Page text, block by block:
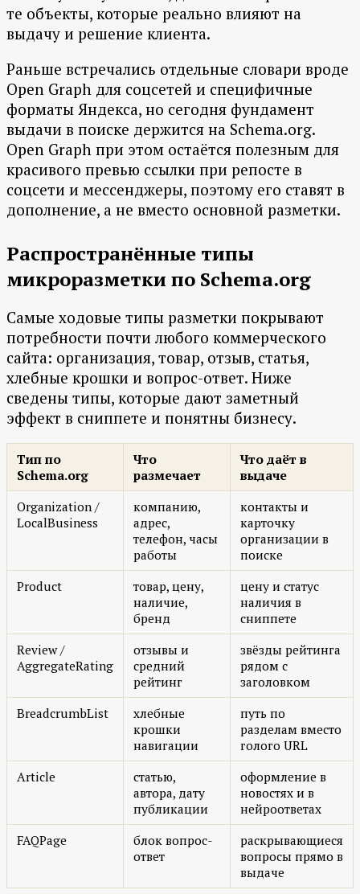
те объекты, которые реально влияют на
выдачу и решение клиента.
Раньше встречались отдельные словари вроде
Open Graph для соцсетей и специфичные
форматы Яндекса, но сегодня фундамент
выдачи в поиске держится на Schema.org.
Open Graph при этом остаётся полезным для
красивого превью ссылки при репосте в
соцсети и мессенджеры, поэтому его ставят в
дополнение, а не вместо основной разметки.
Распространённые типы
микроразметки по Schema.org
Самые ходовые типы разметки покрывают
потребности почти любого коммерческого
сайта: организация, товар, отзыв, статья,
хлебные крошки и вопрос-ответ. Ниже
сведены типы, которые дают заметный
эффект в сниппете и понятны бизнесу.
Тип по
Schema.org
Что
размечает
Что даёт в
выдаче
Organization /
LocalBusiness
компанию,
адрес,
телефон, часы
работы
контакты и
карточку
организации в
поиске
Product
товар, цену,
наличие,
бренд
цену и статус
наличия в
сниппете
Review /
AggregateRating
отзывы и
средний
рейтинг
звёзды рейтинга
рядом с
заголовком
BreadcrumbList
хлебные
крошки
навигации
путь по
разделам вместо
голого URL
Article
статью,
автора, дату
публикации
оформление в
новостях и в
нейроответах
FAQPage
блок вопрос-
ответ
раскрывающиеся
вопросы прямо в
выдаче